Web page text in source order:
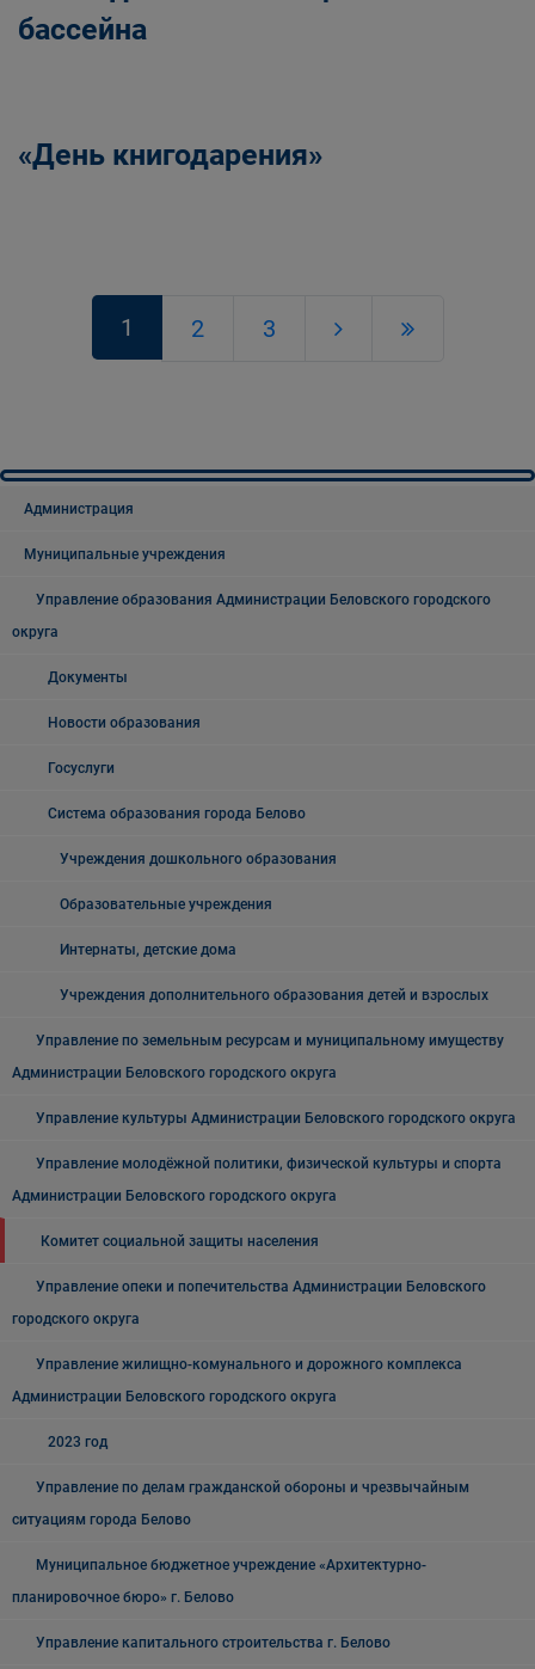
бассейна
«День книгодарения»
1 2 3
Администрация
Муниципальные учреждения
Управление образования Администрации Беловского городского
округа
Документы
Новости образования
Госуслуги
Система образования города Белово
Учреждения дошкольного образования
Образовательные учреждения
Интернаты, детские дома
Учреждения дополнительного образования детей и взрослых
Управление по земельным ресурсам и муниципальному имуществу
Администрации Беловского городского округа
Управление культуры Администрации Беловского городского округа
Управление молодёжной политики, физической культуры и спорта
Администрации Беловского городского округа
Комитет социальной защиты населения
Управление опеки и попечительства Администрации Беловского
городского округа
Управление жилищно-комунального и дорожного комплекса
Администрации Беловского городского округа
2023 год
Управление по делам гражданской обороны и чрезвычайным
ситуациям города Белово
Муниципальное бюджетное учреждение «Архитектурно-
планировочное бюро» г. Белово
Управление капитального строительства г. Белово